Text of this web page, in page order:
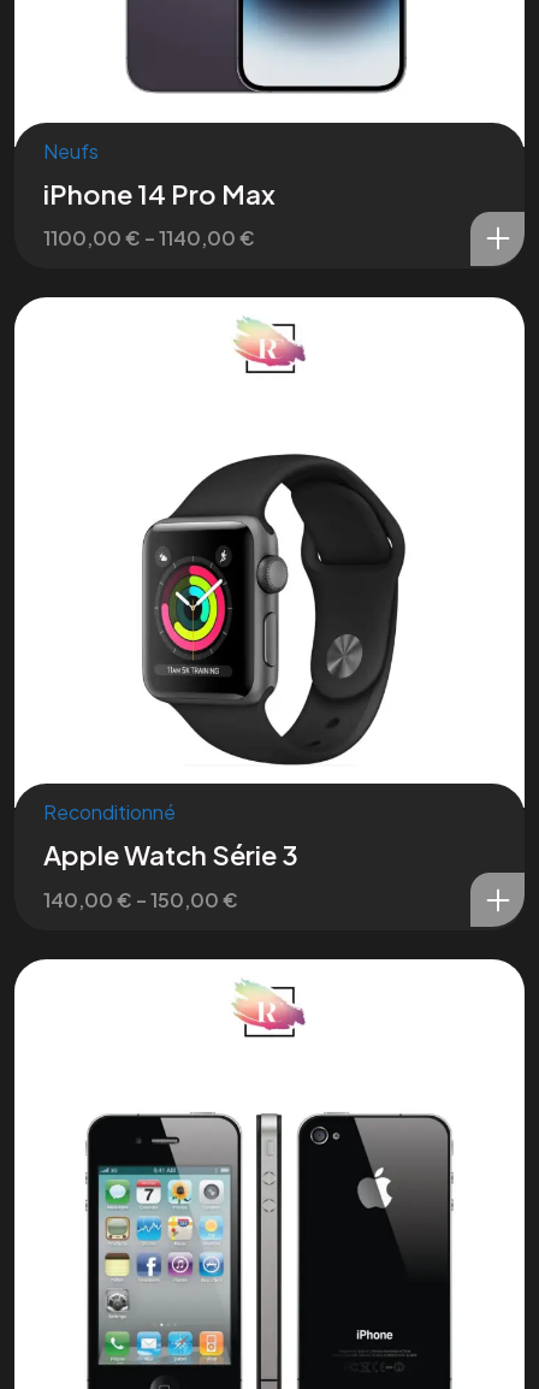
Neufs
iPhone 14 Pro Max
1100,00€ –1140,00€
Reconditionné
Apple Watch Série 3
140,00€ –150,00€